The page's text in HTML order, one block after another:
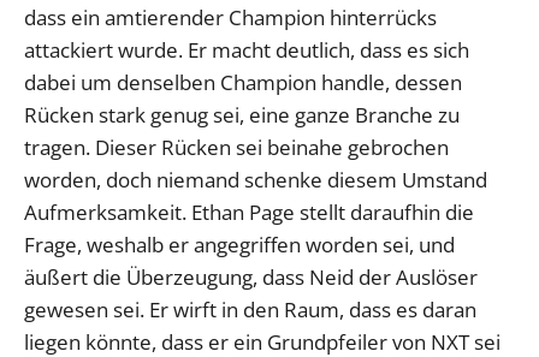
dass ein amtierender Champion hinterrücks
attackiert wurde. Er macht deutlich, dass es sich
dabei um denselben Champion handle, dessen
Rücken stark genug sei, eine ganze Branche zu
tragen. Dieser Rücken sei beinahe gebrochen
worden, doch niemand schenke diesem Umstand
Aufmerksamkeit. Ethan Page stellt daraufhin die
Frage, weshalb er angegriffen worden sei, und
äußert die Überzeugung, dass Neid der Auslöser
gewesen sei. Er wirft in den Raum, dass es daran
liegen könnte, dass er ein Grundpfeiler von NXT sei